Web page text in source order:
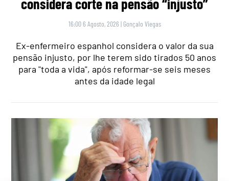
considera corte na pensão “injusto”
16:00 6 Agosto, 2026 | Gonçalo Viegas
Ex-enfermeiro espanhol considera o valor da sua
pensão injusto, por lhe terem sido tirados 50 anos
para "toda a vida", após reformar-se seis meses
antes da idade legal